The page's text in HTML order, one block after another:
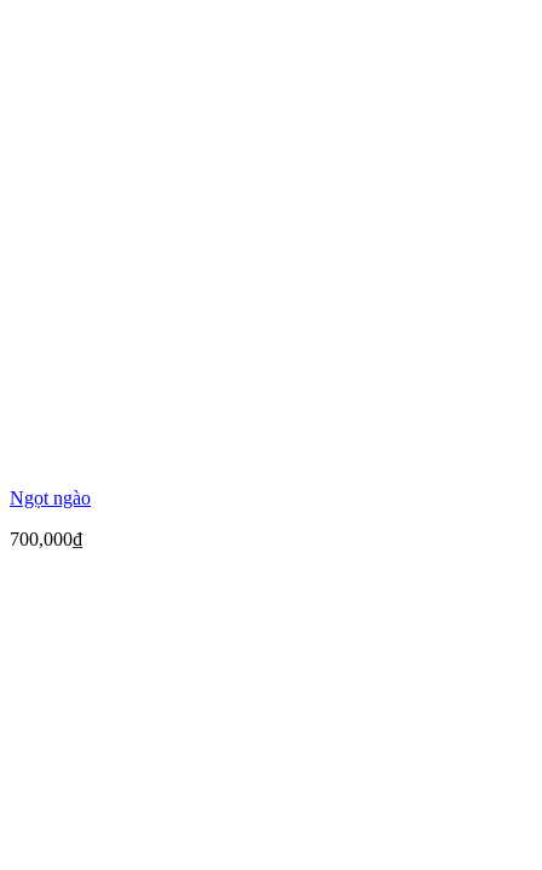
Ngọt ngào
700,000₫